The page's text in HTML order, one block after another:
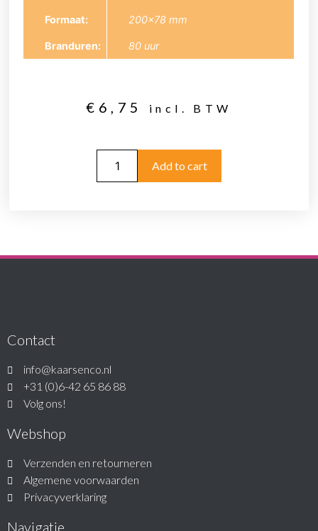
Formaat 200×78 mm
Branduren 80 uur
€ 6,75 incl. BTW
Add to cart
Contact
info@kaarsenco.nl
+31 (0)6-42 65 86 88
Volg ons!
Webshop
Verzenden en retourneren
Algemene voorwaarden
Privacyverklaring
Navigatie